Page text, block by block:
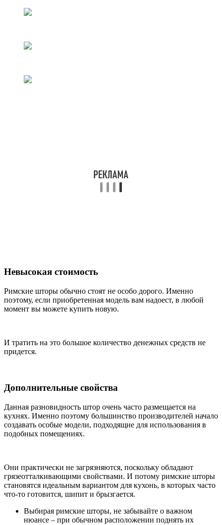
Невысокая стоимость
Римские шторы обычно стоят не особо дорого. Именно
поэтому, если приобретенная модель вам надоест, в любой
момент вы можете купить новую.
И тратить на это большое количество денежных средств не
придется.
Дополнительные свойства
Данная разновидность штор очень часто размещается на
кухнях. Именно поэтому большинство производителей начало
создавать особые модели, подходящие для использования в
подобных помещениях.
Они практически не загрязняются, поскольку обладают
грязеотталкивающими свойствами. И потому римские шторы
становятся идеальным вариантом для кухонь, в которых часто
что-то готовится, шипит и брызгается.
Выбирая римские шторы, не забывайте о важном
нюансе – при обычном расположении поднять их